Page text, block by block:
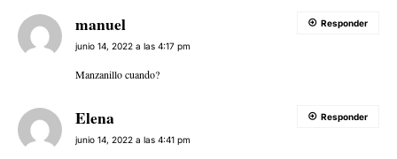
manuel
junio 14, 2022 a las 4:17 pm
Manzanillo cuando?
Responder
Elena
junio 14, 2022 a las 4:41 pm
Responder